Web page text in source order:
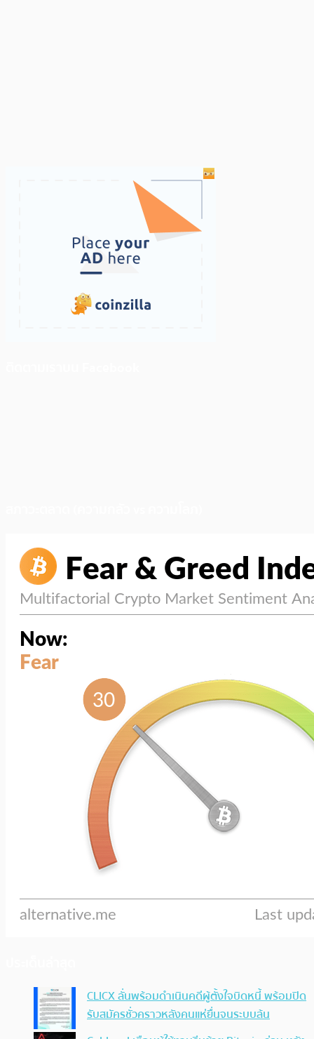
CLICX ลั่นพร้อมดำเนินคดีผู้ตั้งใจบิดหนี้ พร้อมปิด
รับสมัครชั่วคราวหลังคนแห่ยื่นจนระบบล้น